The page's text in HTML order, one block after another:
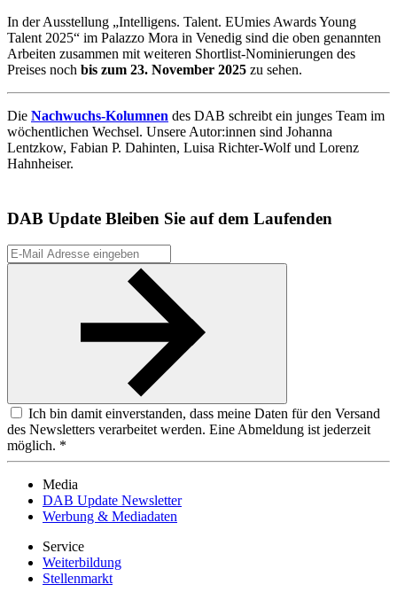
In der Ausstellung „Intelligens. Talent. EUmies Awards Young
Talent 2025“ im Palazzo Mora in Venedig sind die oben genannten
Arbeiten zusammen mit weiteren Shortlist-Nominierungen des
Preises noch bis zum 23. November 2025 zu sehen.
Die Nachwuchs-Kolumnen des DAB schreibt ein junges Team im
wöchentlichen Wechsel. Unsere Autor:innen sind Johanna
Lentzkow, Fabian P. Dahinten, Luisa Richter-Wolf und Lorenz
Hahnheiser.
DAB Update Bleiben Sie auf dem Laufenden
Ich bin damit einverstanden, dass meine Daten für den Versand
des Newsletters verarbeitet werden. Eine Abmeldung ist jederzeit
möglich. *
Media
DAB Update Newsletter
Werbung & Mediadaten
Service
Weiterbildung
Stellenmarkt